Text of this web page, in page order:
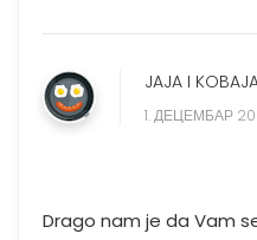
JAJA I
1. ДЕЦЕМБАР
Drago nam je da Vam